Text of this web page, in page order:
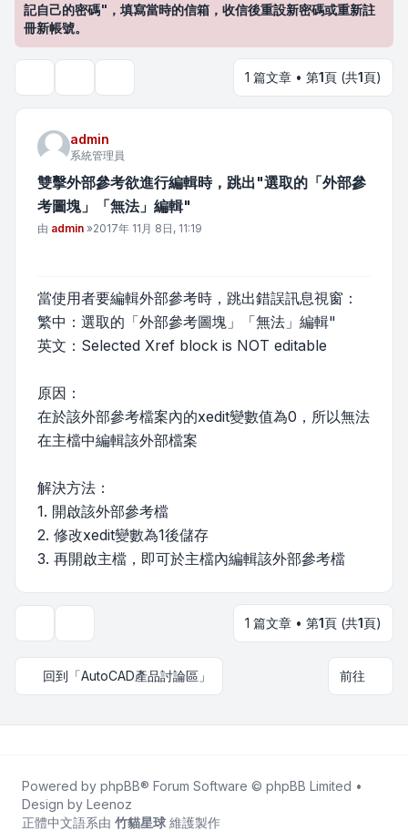
記自己的密碼"，填寫當時的信箱，收信後重設新密碼或重新註
冊新帳號。
1 篇文章 • 第1頁 (共1頁)
admin
系統管理員
雙擊外部參考欲進行編輯時，跳出"選取的「外部參
考圖塊」「無法」編輯"
文章
由 admin »2017年 11月 8日, 11:19
當使用者要編輯外部參考時，跳出錯誤訊息視窗：
繁中：選取的「外部參考圖塊」「無法」編輯"
英文：Selected Xref block is NOT editable
原因：
在於該外部參考檔案內的xedit變數值為0，所以無法
在主檔中編輯該外部檔案
解決方法：
1. 開啟該外部參考檔
2. 修改xedit變數為1後儲存
3. 再開啟主檔，即可於主檔內編輯該外部參考檔
1 篇文章 • 第1頁 (共1頁)
回到「AutoCAD產品討論區」 前往
Powered by phpBB® Forum Software © phpBB Limited •
Design by Leenoz
正體中文語系由 竹貓星球 維護製作